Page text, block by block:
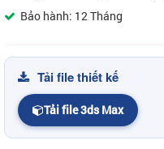
Bảo hành: 12 Tháng
Tải file thiết kế
Tải file 3ds Max